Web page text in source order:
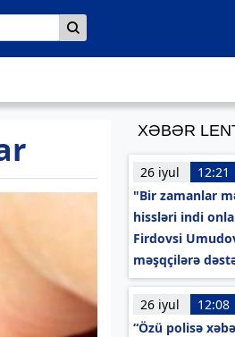
XƏBƏR
26 iyul
12:21
"Bir zamanlar
hissləri indi
Firdovsi
məşqçilərə
26 iyul
12:08
“Özü polisə